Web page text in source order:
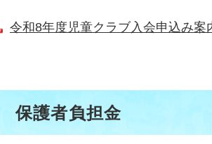
令和8年度児童クラブ入会申込み案
保護者負担金